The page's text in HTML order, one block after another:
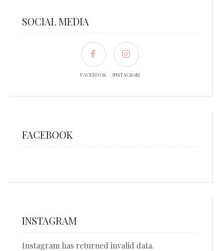
SOCIAL MEDIA
FACEBOOK INSTAGRAM
FACEBOOK
INSTAGRAM
Instagram has returned invalid data.